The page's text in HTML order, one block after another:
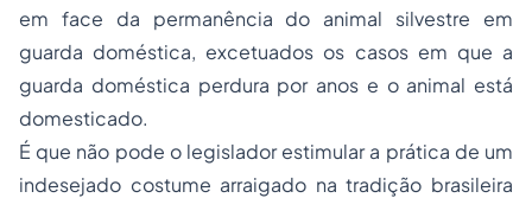
em face da permanência do animal silvestre em
guarda doméstica, excetuados os casos em que a
guarda doméstica perdura por anos e o animal está
domesticado.
É que não pode o legislador estimular a prática de um
indesejado costume arraigado na tradição brasileira